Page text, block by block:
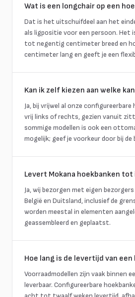
Wat is een longchair op een
Dat is het uitschuifdeel aan het
als ligpositie voor een persoon. Het
tot negentig centimeter breed en
centimeter lang en geeft je een
Kan ik zelf kiezen aan welke
Ja, bij vrijwel al onze configureerbare
vrij links of rechts, gezien vanuit
sommige modellen is ook een
mogelijk; geef je voorkeur door bij de
Levert Mokana hoekbanken
Ja, wij bezorgen met eigen
België en Duitsland, inclusief de
worden meestal in elementen
geassembleerd en geplaatst.
Hoe lang is de levertijd van een
Voorraadmodellen zijn vaak binnen
leverbaar. Configureerbare